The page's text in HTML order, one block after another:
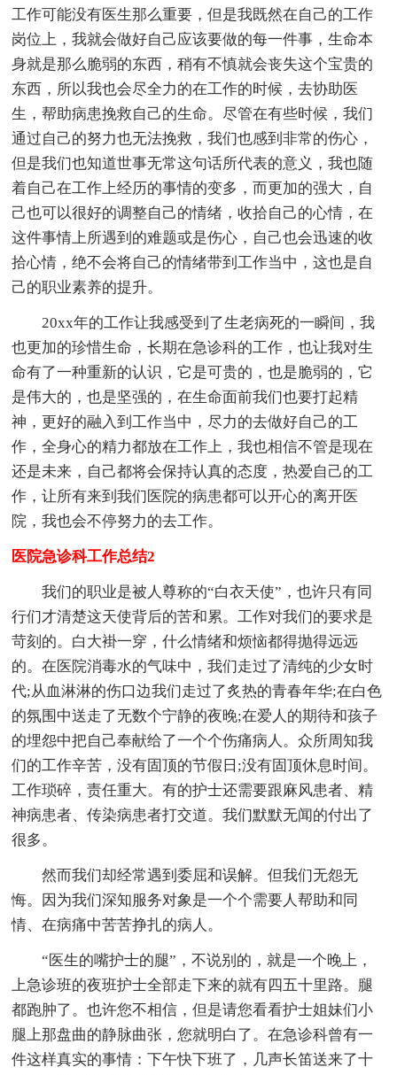
工作可能没有医生那么重要，但是我既然在自己的工作
岗位上，我就会做好自己应该要做的每一件事，生命本
身就是那么脆弱的东西，稍有不慎就会丧失这个宝贵的
东西，所以我也会尽全力的在工作的时候，去协助医
生，帮助病患挽救自己的生命。尽管在有些时候，我们
通过自己的努力也无法挽救，我们也感到非常的伤心，
但是我们也知道世事无常这句话所代表的意义，我也随
着自己在工作上经历的事情的变多，而更加的强大，自
己也可以很好的调整自己的情绪，收拾自己的心情，在
这件事情上所遇到的难题或是伤心，自己也会迅速的收
拾心情，绝不会将自己的情绪带到工作当中，这也是自
己的职业素养的提升。
20xx年的工作让我感受到了生老病死的一瞬间，我
也更加的珍惜生命，长期在急诊科的工作，也让我对生
命有了一种重新的认识，它是可贵的，也是脆弱的，它
是伟大的，也是坚强的，在生命面前我们也要打起精
神，更好的融入到工作当中，尽力的去做好自己的工
作，全身心的精力都放在工作上，我也相信不管是现在
还是未来，自己都将会保持认真的态度，热爱自己的工
作，让所有来到我们医院的病患都可以开心的离开医
院，我也会不停努力的去工作。
医院急诊科工作总结2
我们的职业是被人尊称的“白衣天使”，也许只有同
行们才清楚这天使背后的苦和累。工作对我们的要求是
苛刻的。白大褂一穿，什么情绪和烦恼都得抛得远远
的。在医院消毒水的气味中，我们走过了清纯的少女时
代;从血淋淋的伤口边我们走过了炙热的青春年华;在白色
的氛围中送走了无数个宁静的夜晚;在爱人的期待和孩子
的埋怨中把自己奉献给了一个个伤痛病人。众所周知我
们的工作辛苦，没有固顶的节假日;没有固顶休息时间。
工作琐碎，责任重大。有的护士还需要跟麻风患者、精
神病患者、传染病患者打交道。我们默默无闻的付出了
很多。
然而我们却经常遇到委屈和误解。但我们无怨无
悔。因为我们深知服务对象是一个个需要人帮助和同
情、在病痛中苦苦挣扎的病人。
“医生的嘴护士的腿”，不说别的，就是一个晚上，
上急诊班的夜班护士全部走下来的就有四五十里路。腿
都跑肿了。也许您不相信，但是请您看看护士姐妹们小
腿上那盘曲的静脉曲张，您就明白了。在急诊科曾有一
件这样真实的事情：下午快下班了，几声长笛送来了十